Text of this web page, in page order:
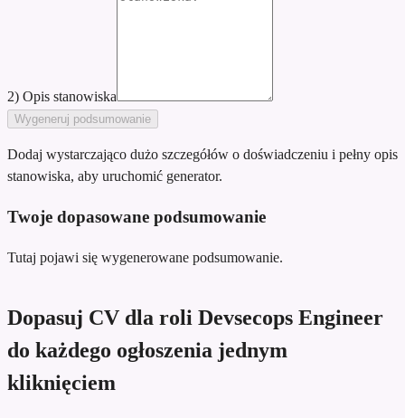
2) Opis stanowiska
Wygeneruj podsumowanie
Dodaj wystarczająco dużo szczegółów o doświadczeniu i pełny opis
stanowiska, aby uruchomić generator.
Twoje dopasowane podsumowanie
Tutaj pojawi się wygenerowane podsumowanie.
Dopasuj CV dla roli Devsecops Engineer
do każdego ogłoszenia jednym
kliknięciem